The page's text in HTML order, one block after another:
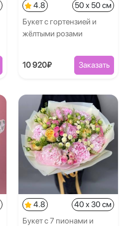
4.8
50 x 50 см
Букет с гортензией и
жёлтыми розами
10 920₽ Заказать
4.8
40 x 30 см
Букет с 7 пионами и